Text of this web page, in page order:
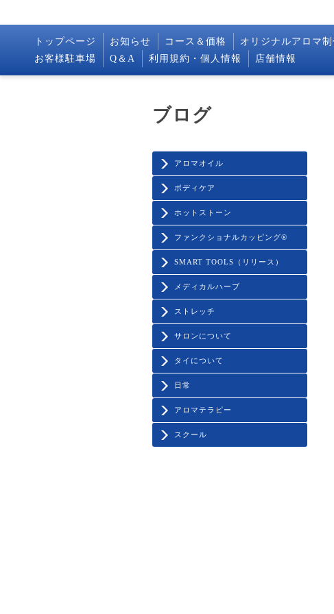
トップページ お知らせ コース＆価格 オリジナルアロマ制
お客様駐車場
Q＆A 利用規約・個人情報 店舗情報
アロマオイル
ボディケア
ホットストーン
ファンクショナルカッピング®️
SMART TOOLS（リリース）
メディカルハーブ
ストレッチ
サロンについて
タイについて
日常
アロマテラピー
スクール
ブログ